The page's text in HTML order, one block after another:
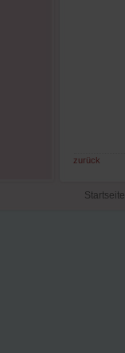
zurück
Startseite